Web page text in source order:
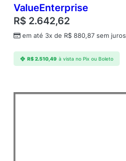
a
d
e
ValueEnterprise
R$ 2.642,62
em até 3x de R$ 880,87 sem juros
R$2.510,49 à vista no Pix ou Boleto